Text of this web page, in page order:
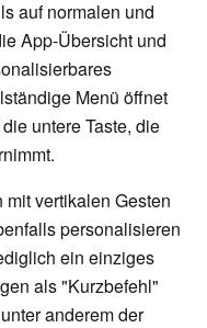
auf normalen und
App-Übersicht und
Menü öffnet
untere Taste, die
vertikalen Gesten
personalisieren
ein einziges
als "Kurzbefehl"
anderem der